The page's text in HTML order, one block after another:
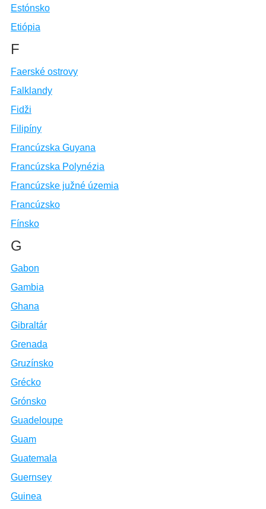
Estónsko
Etiópia
F
Faerské ostrovy
Falklandy
Fidži
Filipíny
Francúzska Guyana
Francúzska Polynézia
Francúzske južné územia
Francúzsko
Fínsko
G
Gabon
Gambia
Ghana
Gibraltár
Grenada
Gruzínsko
Grécko
Grónsko
Guadeloupe
Guam
Guatemala
Guernsey
Guinea